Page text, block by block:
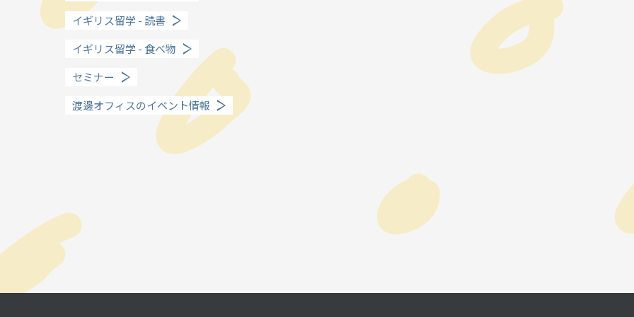
When?
年齢で選ぶ留学
How long?
期間で選ぶ留学
WO OB・OG会
イギリス留学 - 読書
イギリス留学 - 食べ物
セミナー
渡邊オフィスのイベント情報